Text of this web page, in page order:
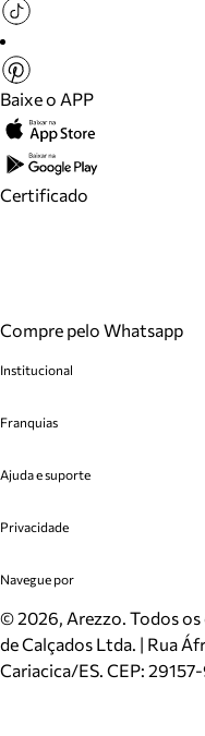
Baixe o APP
Certificado
Compre pelo Whatsapp
Institucional
Cashback
Venda Corporativa
Mapa do Site
Inverno
Mundo Arezzo
Franquias
Plano de Negócio
Ajuda e suporte
Cadastro
Meus Pedidos
Trocas e Devoluções
Cartão Presente
Localizador de lojas
Privacidade
Politica e Privacidade
Navegue por
Sapatos
Bolsas
Scarpins
©2026, Arezzo. Todos
de Calçados Ltda. | Rua
Cariacica/ES. CEP: